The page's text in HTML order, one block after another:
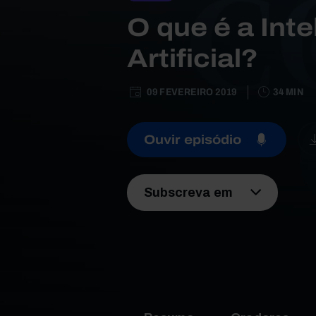
O que é a
Artificial?
09 FEVEREIRO 2019 34 MIN
Ouvir episódio
Subscreva em